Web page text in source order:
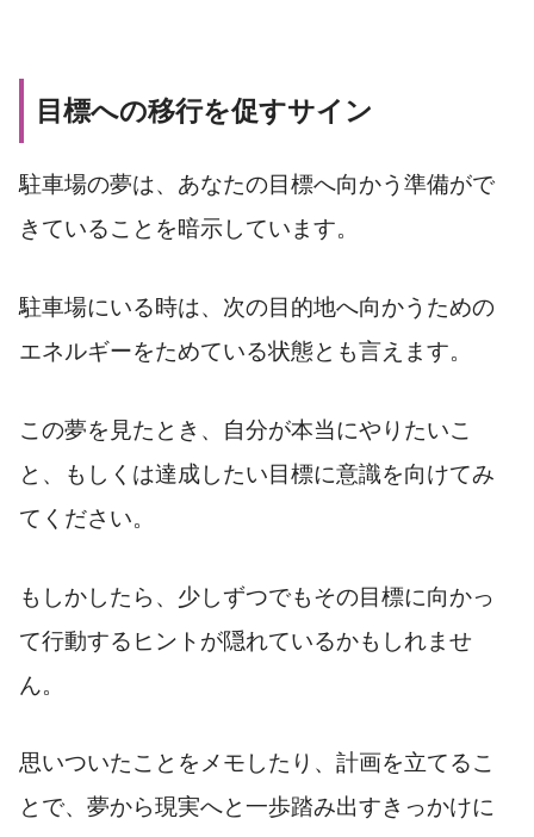
目標への移行を促すサイン
駐車場の夢は、あなたの目標へ向かう準備がで
きていることを暗示しています。
駐車場にいる時は、次の目的地へ向かうための
エネルギーをためている状態とも言えます。
この夢を見たとき、自分が本当にやりたいこ
と、もしくは達成したい目標に意識を向けてみ
てください。
もしかしたら、少しずつでもその目標に向かっ
て行動するヒントが隠れているかもしれませ
ん。
思いついたことをメモしたり、計画を立てるこ
とで、夢から現実へと一歩踏み出すきっかけに